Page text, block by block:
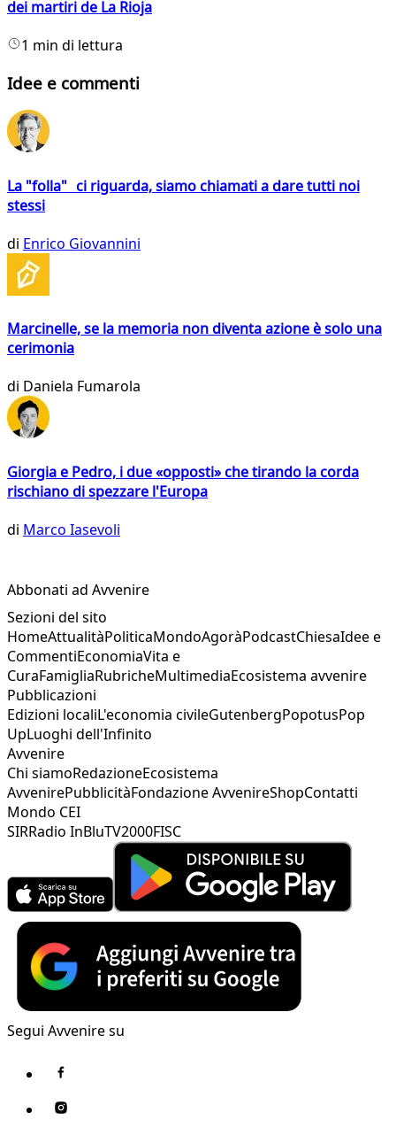
dei martiri de La Rioja
1 min di lettura
Idee e commenti
La "folla" ci riguarda, siamo chiamati a dare tutti noi
stessi
di Enrico Giovannini
Marcinelle, se la memoria non diventa azione è solo una
cerimonia
di Daniela Fumarola
Giorgia e Pedro, i due «opposti» che tirando la corda
rischiano di spezzare l'Europa
di Marco Iasevoli
Abbonati ad Avvenire
Sezioni del sito
HomeAttualitàPoliticaMondoAgoràPodcastChiesaIdee e
CommentiEconomiaVita e
CuraFamigliaRubricheMultimediaEcosistema avvenire
Pubblicazioni
Edizioni localiL'economia civileGutenbergPopotusPop
UpLuoghi dell'Infinito
Avvenire
Chi siamoRedazioneEcosistema
AvvenirePubblicitàFondazione AvvenireShopContatti
Mondo CEI
SIRRadio InBluTV2000FISC
Segui Avvenire su